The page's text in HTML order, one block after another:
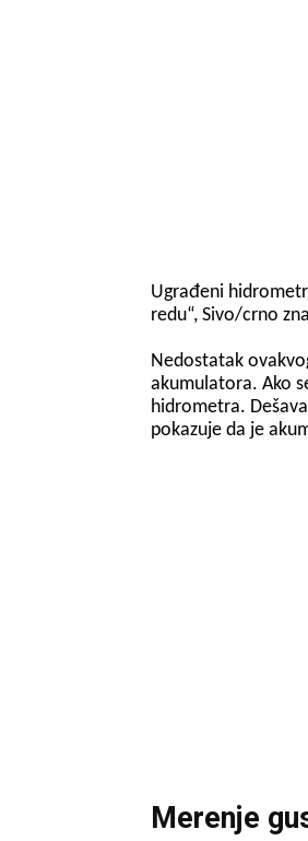
Ugrađeni
redu“, Sivo/crno
Nedostatak
akumulatora. Ako
hidrometra.
pokazuje da je
Merenje